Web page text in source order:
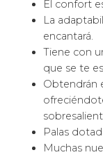
El confort
La
encantará.
Tiene con
que se te
Obtendrán
Palas
Muchas